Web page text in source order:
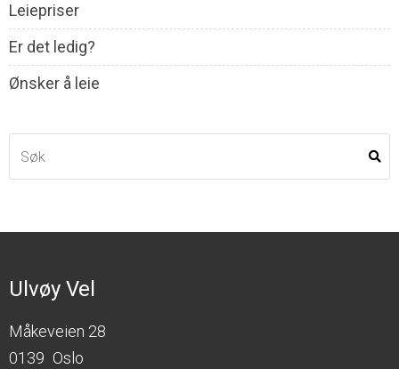
Leiepriser
Er det ledig?
Ønsker å leie
Ulvøy Vel
Måkeveien 28
0139 Oslo